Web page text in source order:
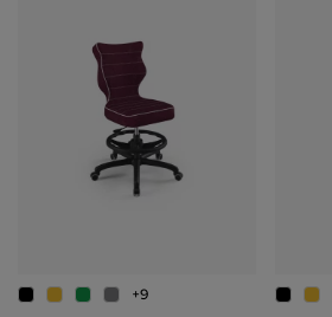
Twoich danych znajdziesz w
Cookies oraz po kliknięciu w ikonę
ustawienia prywatności".
+9